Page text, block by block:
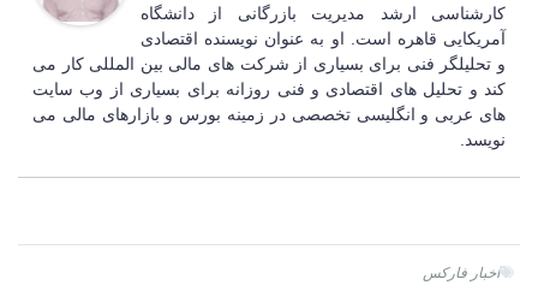
کارشناسی ارشد مدیریت بازرگانی از دانشگاه
آمریکایی قاهره است. او به عنوان نویسنده اقتصادی
و تحلیلگر فنی برای بسیاری از شرکت های مالی بین المللی کار می
کند و تحلیل های اقتصادی و فنی روزانه برای بسیاری از وب سایت
های عربی و انگلیسی تخصصی در زمینه بورس و بازارهای مالی می
نویسد.
اخبار فارکس